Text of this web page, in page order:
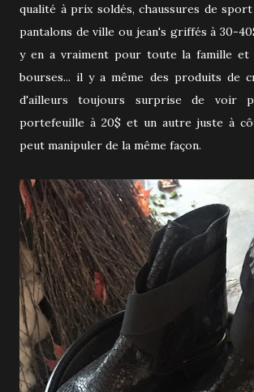
qualité à prix soldés, chaussures de
pantalons de ville ou jean's griffés à 30-
y en a vraiment pour toute la famille
bourses... il y a même des produits de
d'ailleurs toujours surprise de voir
portefeuille à 20$ et un autre juste à
peut manipuler de la même façon.